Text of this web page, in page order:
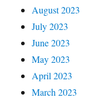
August 2023
July 2023
June 2023
May 2023
April 2023
March 2023